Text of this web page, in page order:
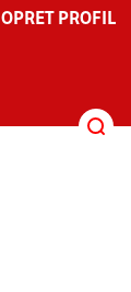
OPRET PROFIL